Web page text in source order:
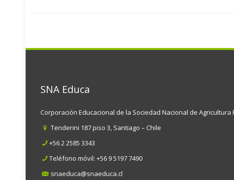
SNA Educa
Corporación Educacional de la Sociedad Nacional de Agricultura
Tenderini 187 piso 3, Santiago – Chile
+56 2 2585 3343
Teléfono móvil:+56 9 5197 7490
snaeduca@snaeduca.cl